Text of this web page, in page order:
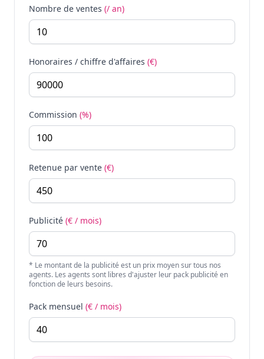
Nombre de ventes (/ an)
Honoraires / chiffre d'affaires (€)
Commission (%)
Retenue par vente (€)
Publicité (€ / mois)
* Le montant de la publicité est un prix moyen sur tous nos
agents. Les agents sont libres d'ajuster leur pack publicité en
fonction de leurs besoins.
Pack mensuel (€ / mois)